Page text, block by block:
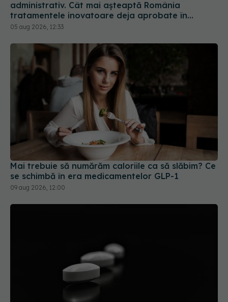
Mai trebuie să numărăm caloriile ca să slăbim? Ce
se schimbă în era medicamentelor GLP-1